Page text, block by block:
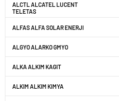
ALCTL ALCATEL LUCENT
TELETAS
ALFAS ALFA SOLAR ENERJI
ALGYO ALARKO GMYO
ALKA ALKIM KAGIT
ALKIM ALKIM KIMYA